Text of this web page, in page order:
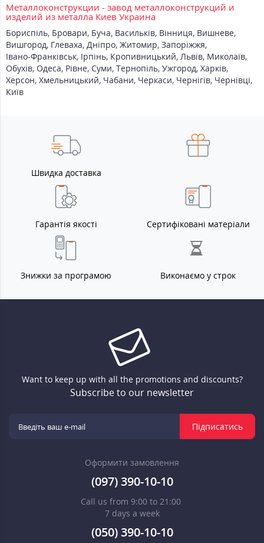
Металлоконструкции - завод металлоконструкций и
изделий из металла Киев Украина
Бориспіль, Бровари, Буча, Васильків, Вінниця, Вишневе,
Вишгород, Глеваха, Дніпро, Житомир, Запоріжжя,
Івано-Франківськ, Ірпінь, Кропивницький, Львів, Миколаїв,
Обухів, Одеса, Рівне, Суми, Тернопіль, Ужгород, Харків,
Херсон, Хмельницький, Чабани, Черкаси, Чернігів, Чернівці,
Київ
Швидка доставка
Гарантія якості Сертифіковані матеріали
Знижки за програмою Виконаємо у строк
Want to keep up with all the promotions and discounts?
Subscribe to our newsletter
Підписатись
Оформити замовлення
(097) 390-10-10
Call us from 9:00 to 21:00
7 days a week
(050) 390-10-10